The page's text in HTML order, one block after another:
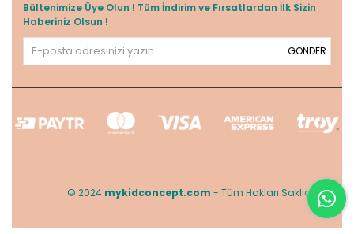
Bültenimize Üye Olun ! Tüm İndirim ve Fırsatlardan İlk Sizin
Haberiniz Olsun !
GÖNDER
© 2024 mykidconcept.com - Tüm Hakları Saklıdır.